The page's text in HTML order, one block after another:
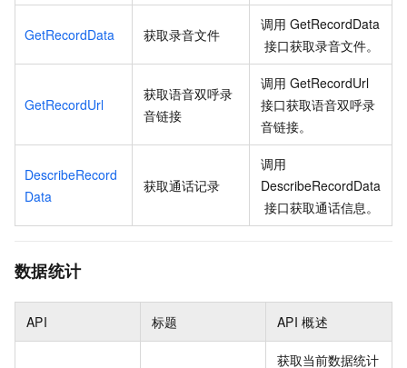
GetRecordData 获取录音文件
调用 GetRecordData
接口获取录音文件。
GetRecordUrl
获取语音双呼录
音链接
调用 GetRecordUrl
接口获取语音双呼录
音链接。
DescribeRecord
Data
获取通话记录
调用
DescribeRecordData
接口获取通话信息。
数据统计
API 标题 API 概述
获取当前数据统计